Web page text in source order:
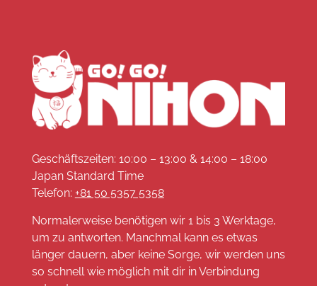
Geschäftszeiten: 10:00 – 13:00 & 14:00 – 18:00
Japan Standard Time
Telefon: +81 50 5357 5358
Normalerweise benötigen wir 1 bis 3 Werktage,
um zu antworten. Manchmal kann es etwas
länger dauern, aber keine Sorge, wir werden uns
so schnell wie möglich mit dir in Verbindung